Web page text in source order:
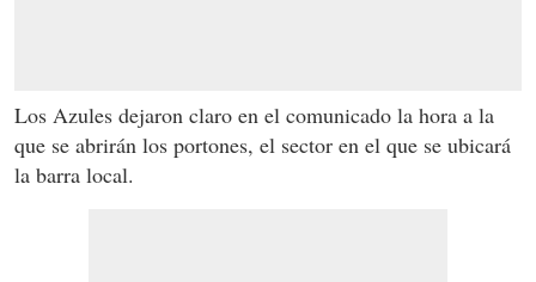
Los Azules dejaron claro en el comunicado la hora a la
que se abrirán los portones, el sector en el que se ubicará
la barra local.